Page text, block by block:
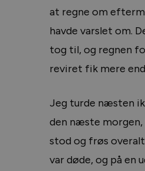
at regne om
havde varslet om.
tog til, og regnen
reviret fik mere
Jeg turde næsten
den næste morgen,
stod og frøs overalt
var døde, og på en